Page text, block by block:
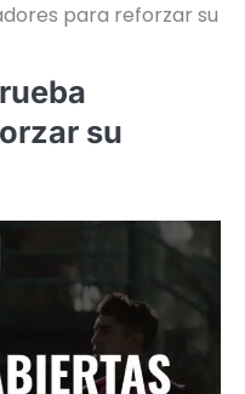
para reforzar su
su